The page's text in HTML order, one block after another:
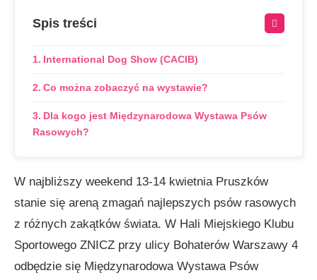
Spis treści
International Dog Show (CACIB)
Co można zobaczyć na wystawie?
Dla kogo jest Międzynarodowa Wystawa Psów
Rasowych?
W najbliższy weekend 13-14 kwietnia Pruszków
stanie się areną zmagań najlepszych psów rasowych
z różnych zakątków świata. W Hali Miejskiego Klubu
Sportowego ZNICZ przy ulicy Bohaterów Warszawy 4
odbędzie się Międzynarodowa Wystawa Psów